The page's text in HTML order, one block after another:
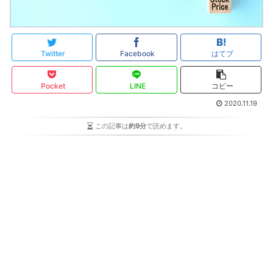
Twitter Facebook はてブ
Pocket LINE コピー
2020.11.19
この記事は約9分で読めます。